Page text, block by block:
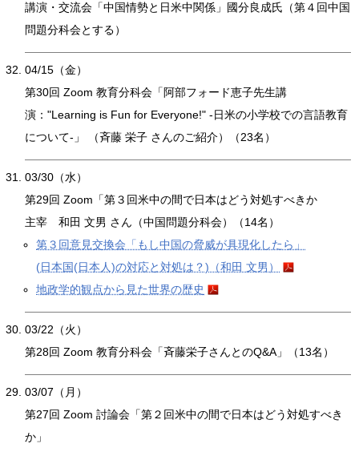
講演・交流会「中国情勢と日米中関係」國分良成氏（第４回中国
問題分科会とする）
04/15（金）
第30回 Zoom 教育分科会「阿部フォード恵子先生講
演："Learning is Fun for Everyone!" -日米の小学校での言語教育
について-」 （斉藤 栄子 さんのご紹介）（23名）
03/30（水）
第29回 Zoom「第３回米中の間で日本はどう対処すべきか
主宰 和田 文男 さん（中国問題分科会）（14名）
第３回意見交換会「もし中国の脅威が具現化したら」
(日本国(日本人)の対応と対処は？)（和田 文男）
地政学的観点から見た世界の歴史
03/22（火）
第28回 Zoom 教育分科会「斉藤栄子さんとのQ&A」（13名）
03/07（月）
第27回 Zoom 討論会「第２回米中の間で日本はどう対処すべき
か」